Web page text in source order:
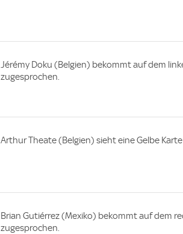
Jérémy Doku (Belgien) bekommt auf dem
zugesprochen.
Arthur Theate (Belgien) sieht eine Gelbe
Brian Gutiérrez (Mexiko) bekommt auf dem
zugesprochen.